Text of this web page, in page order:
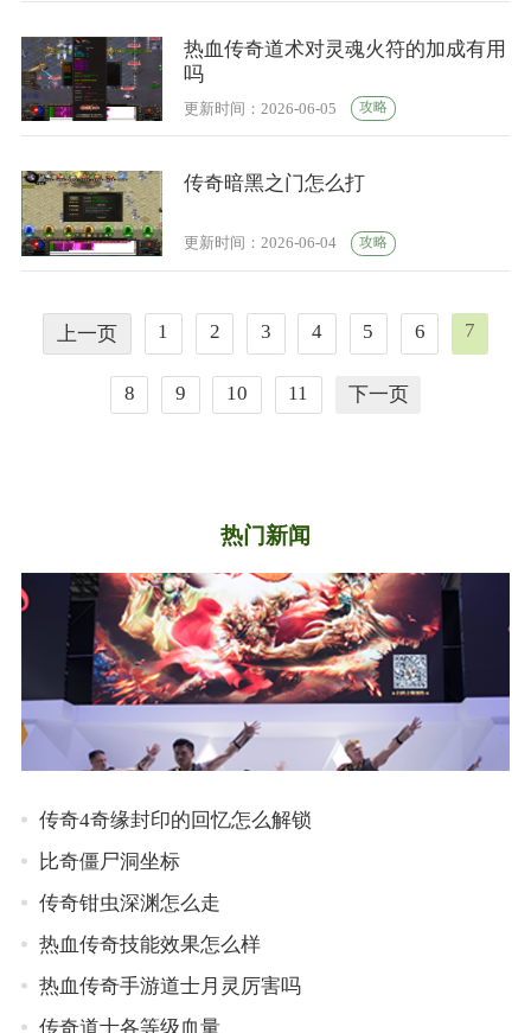
热血传奇道术对灵魂火符的加成有用
吗
更新时间：2026-06-05 攻略
传奇暗黑之门怎么打
更新时间：2026-06-04 攻略
上一页 1 2 3 4 5 6 7
8 9 10 11 下一页
热门新闻
传奇4奇缘封印的回忆怎么解锁
比奇僵尸洞坐标
传奇钳虫深渊怎么走
热血传奇技能效果怎么样
热血传奇手游道士月灵厉害吗
传奇道士各等级血量